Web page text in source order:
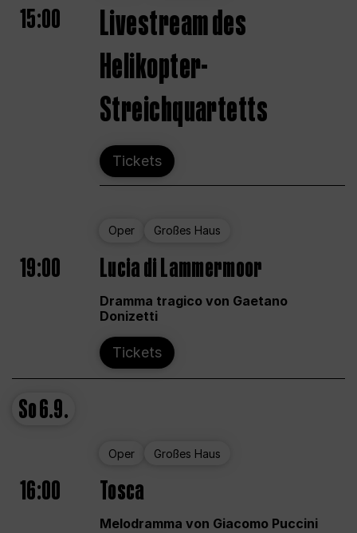
15:00
Livestream des
Helikopter-
Streichquartetts
Tickets
Oper Großes Haus
19:00 Lucia di Lammermoor
Dramma tragico von Gaetano
Donizetti
Tickets
So6.9.
Oper Großes Haus
16:00 Tosca
Melodramma von Giacomo Puccini